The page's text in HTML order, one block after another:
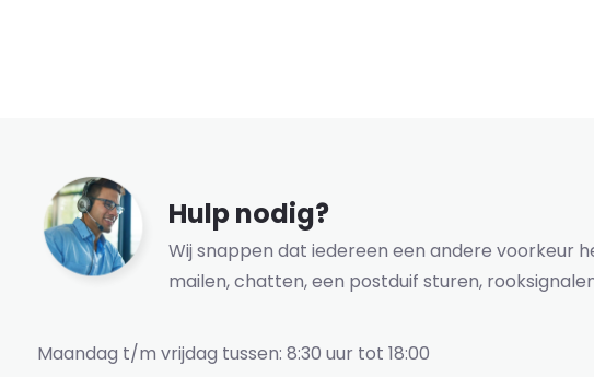
Hulp nodig?
Wij snappen dat iedereen een andere voorkeur
mailen, chatten, een postduif sturen,
Maandag t/m vrijdag tussen: 8:30 uur tot 18:00